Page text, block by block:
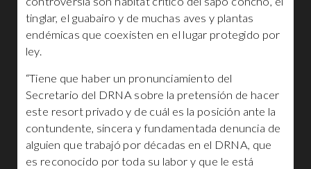
tinglar, el guabairo y de muchas aves y plantas
endémicas que coexisten en el lugar protegido por
ley.
“Tiene que haber un pronunciamiento del
Secretario del DRNA sobre la pretensión de hacer
este resort privado y de cuál es la posición ante la
contundente, sincera y fundamentada denuncia de
alguien que trabajó por décadas en el DRNA, que
es reconocido por toda su labor y que le está